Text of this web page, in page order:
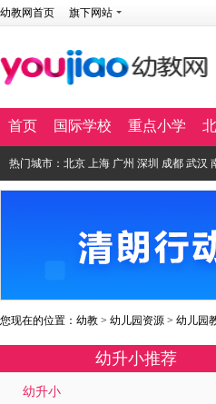
幼教网首页 旗下网站
首页 国际学校 重点小学
热门城市： 北京 上海 广州 深圳 成都 武汉
您现在的位置： 幼教 > 幼儿园资源 > 幼儿园
幼升小推荐
幼升小